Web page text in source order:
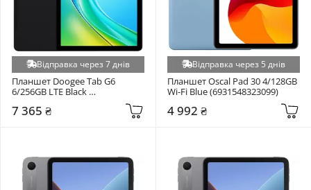
Відправка через 7 днів
Планшет Doogee Tab G6
6/256GB LTE Black
7 365 ₴
Відправка через 5 днів
Планшет Oscal Pad 30 4/128GB
Wi-Fi Blue (6931548323099)
4 992 ₴